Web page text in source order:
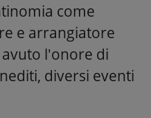
come
e arrangiatore
l'onore di
diversi eventi